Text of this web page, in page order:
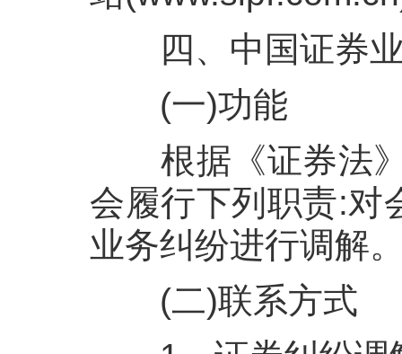
四、中国证券
(一)功能
根据《证券法
会履行下列职责:对
业务纠纷进行调解
(二)联系方式